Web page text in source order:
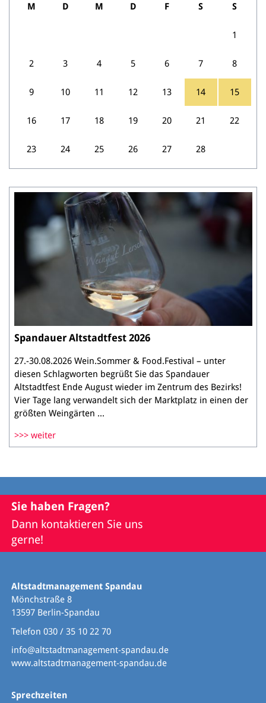
M D M D F S S
1
2 3 4 5 6 7 8
9 10 11 12 13 14 15
16 17 18 19 20 21 22
23 24 25 26 27 28
Spandauer Altstadtfest 2026
27.-30.08.2026 Wein.Sommer & Food.Festival – unter
diesen Schlagworten begrüßt Sie das Spandauer
Altstadtfest Ende August wieder im Zentrum des Bezirks!
Vier Tage lang verwandelt sich der Marktplatz in einen der
größten Weingärten ...
weiter
Sie haben Fragen?
Dann kontaktieren Sie uns
gerne!
Altstadtmanagement Spandau
Mönchstraße 8
13597 Berlin-Spandau
Telefon 030 / 35 10 22 70
info@altstadtmanagement-spandau.de
www.altstadtmanagement-spandau.de
Sprechzeiten